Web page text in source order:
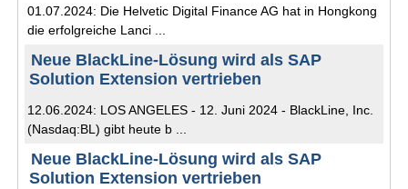
01.07.2024: Die Helvetic Digital Finance AG hat in Hongkong
die erfolgreiche Lanci ...
Neue BlackLine-Lösung wird als SAP
Solution Extension vertrieben
12.06.2024: LOS ANGELES - 12. Juni 2024 - BlackLine, Inc.
(Nasdaq:BL) gibt heute b ...
Neue BlackLine-Lösung wird als SAP
Solution Extension vertrieben